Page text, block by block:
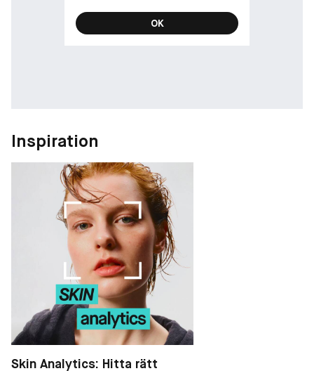
OK
Inspiration
Skin Analytics: Hitta rätt